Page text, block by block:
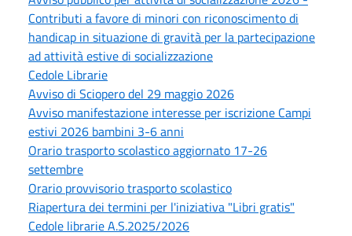
Contributi a favore di minori con riconoscimento di
handicap in situazione di gravità per la partecipazione
ad attività estive di socializzazione
Cedole Librarie
Avviso di Sciopero del 29 maggio 2026
Avviso manifestazione interesse per iscrizione Campi
estivi 2026 bambini 3-6 anni
Orario trasporto scolastico aggiornato 17-26
settembre
Orario provvisorio trasporto scolastico
Riapertura dei termini per l'iniziativa "Libri gratis"
Cedole librarie A.S.2025/2026